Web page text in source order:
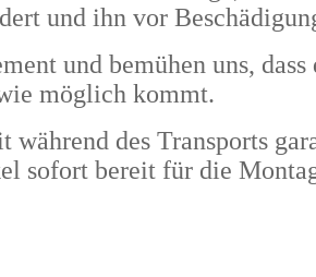
und ihn vor
und bemühen uns,
möglich kommt.
des Transports
sofort bereit für die